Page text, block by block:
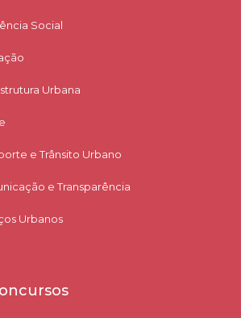
Social
Urbana
e Trânsito Urbano
e Transparência
Urbanos